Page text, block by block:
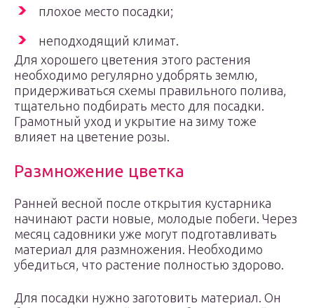
плохое место посадки;
неподходящий климат.
Для хорошего цветения этого растения
необходимо регулярно удобрять землю,
придерживаться схемы правильного полива,
тщательно подбирать место для посадки.
Грамотный уход и укрытие на зиму тоже
влияет на цветение розы.
Размножение цветка
Ранней весной после открытия кустарника
начинают расти новые, молодые побеги. Через
месяц садовники уже могут подготавливать
материал для размножения. Необходимо
убедиться, что растение полностью здорово.
Для посадки нужно заготовить материал. Он